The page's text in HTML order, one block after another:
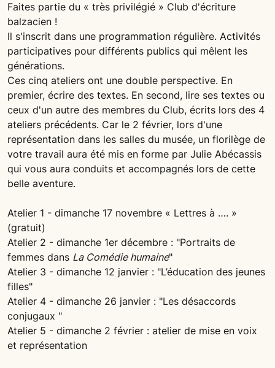
Faites partie du « très privilégié » Club d'écriture
balzacien !
Il s'inscrit dans une programmation régulière. Activités
participatives pour différents publics qui mêlent les
générations.
Ces cinq ateliers ont une double perspective. En
premier, écrire des textes. En second, lire ses textes ou
ceux d'un autre des membres du Club, écrits lors des 4
ateliers précédents. Car le 2 février, lors d'une
représentation dans les salles du musée, un florilège de
votre travail aura été mis en forme par Julie Abécassis
qui vous aura conduits et accompagnés lors de cette
belle aventure.
Atelier 1 - dimanche 17 novembre « Lettres à …. »
(gratuit)
Atelier 2 - dimanche 1er décembre : "Portraits de
femmes dans La Comédie humaine"
Atelier 3 - dimanche 12 janvier : "L’éducation des jeunes
filles"
Atelier 4 - dimanche 26 janvier : "Les désaccords
conjugaux "
Atelier 5 - dimanche 2 février : atelier de mise en voix
et représentation